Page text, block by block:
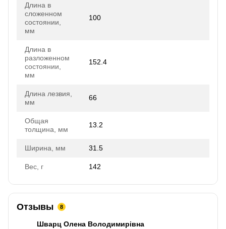
Длина в
сложенном
состоянии,
мм
100
Длина в
разложенном
состоянии,
мм
152.4
Длина лезвия,
мм
66
Общая
толщина, мм
13.2
Ширина, мм 31.5
Вес, г 142
Отзывы 8
Шварц Олена Володимирівна